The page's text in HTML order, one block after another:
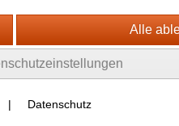
GOOGLE MAP
| Datenschutz